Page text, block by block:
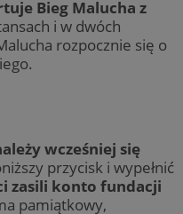
Bieg Malucha z
i w dwóch
rozpocznie się o
wcześniej się
przycisk i wypełnić
zasili konto fundacji
pamiątkowy,